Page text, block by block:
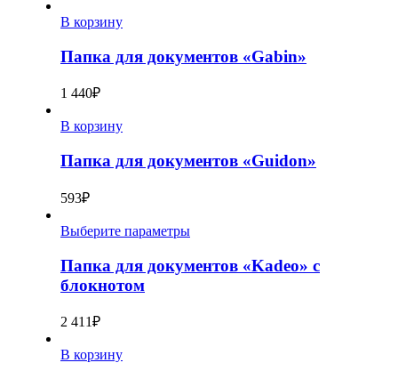
В корзину
Папка для документов «Gabin»
1 440₽
В корзину
Папка для документов «Guidon»
593₽
Выберите параметры
Папка для документов «Kadeo» с
блокнотом
2 411₽
В корзину